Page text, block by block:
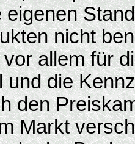
eigenen
nicht
allem für
und die
den
Markt